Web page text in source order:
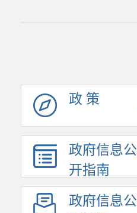
政 策
政府信息公
开指南
政府信息公